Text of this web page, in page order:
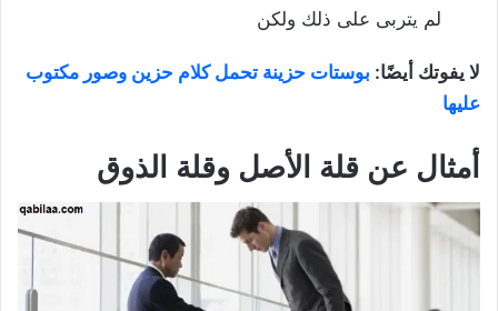
لم يتربى على ذلك ولكن
لا يفوتك أيضًا: بوستات حزينة تحمل كلام حزين وصور مكتوب
عليها
أمثال عن قلة الأصل وقلة الذوق